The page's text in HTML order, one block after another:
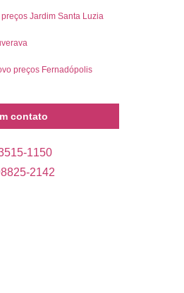
o Veículo Novo
Zero
de Carros
Jardim Santa Luzia
preços Fernadópolis
contato
1150
2142